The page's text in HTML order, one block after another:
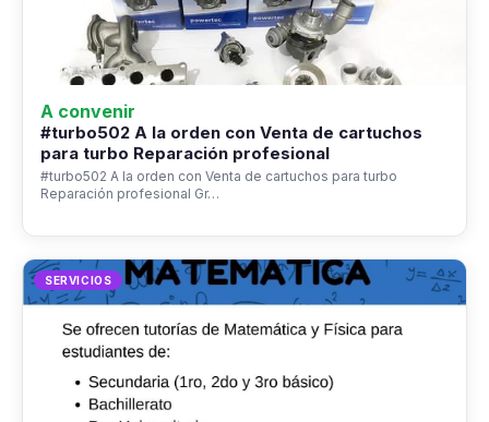
A convenir
#turbo502 A la orden con Venta de cartuchos
para turbo Reparación profesional
#turbo502 A la orden con Venta de cartuchos para turbo
Reparación profesional Gr…
SERVICIOS